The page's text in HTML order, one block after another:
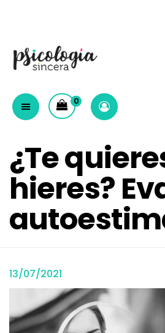
0
¿Te
hieres?
13/07/2021